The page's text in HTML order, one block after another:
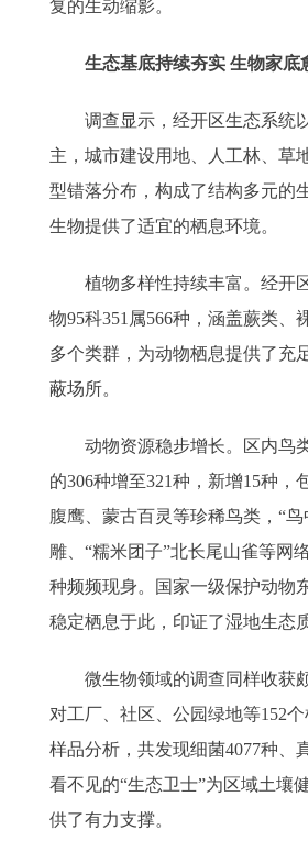
复的生动缩影。
生态基底持续夯实 生物家底
调查显示，经开区生态系统
主，城市建设用地、人工林、草
型错落分布，构成了结构多元的
生物提供了适宜的栖息环境。
植物多样性持续丰富。经开
物95科351属566种，涵盖蕨类、
多个类群，为动物栖息提供了充
蔽场所。
动物资源稳步增长。区内鸟类
的306种增至321种，新增15种，
腹鹰、蒙古百灵等珍稀鸟类，“
雕、“糯米团子”北长尾山雀等网
种频频现身。国家一级保护动物
稳定栖息于此，印证了湿地生态
微生物领域的调查同样收获
对工厂、社区、公园绿地等152
样品分析，共发现细菌4077种、
看不见的“生态卫士”为区域土壤
供了有力支撑。